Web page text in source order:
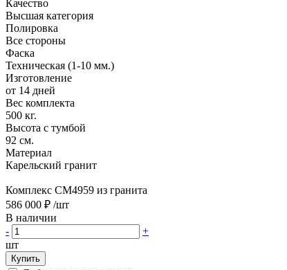
Качество
Высшая категория
Полировка
Все стороны
Фаска
Техническая (1-10 мм.)
Изготовление
от 14 дней
Вес комплекта
500 кг.
Высота с тумбой
92 см.
Материал
Карельский гранит
Комплекс CM4959 из гранита
586 000 ₽ /шт
В наличии
-
+
шт
Купить